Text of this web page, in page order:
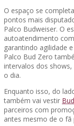
O espaço se
pontos mais
Palco Budweiser. O
autoatendimento
garantindo agilidade
Palco Bud Zero
intervalos dos
o dia.
Enquanto isso, do
também vai vestir
parceiros com
antes mesmo de o fã